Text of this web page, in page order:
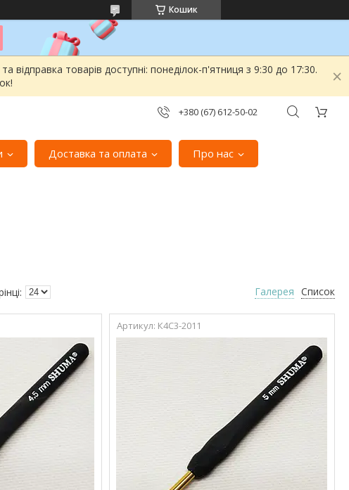
Кошик
товарів доступні: понеділок-п'ятниця з 9:30 до 17:30.
+380 (67) 612-50-02
Доставка та оплата
Про нас
Галерея Список
К4С3-2011